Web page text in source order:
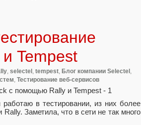
Tempest
, selectel , tempest, Блог компании Selectel ,
, Тестирование веб-сервисов
в тестировании, из них более
Заметила, что в сети не так много